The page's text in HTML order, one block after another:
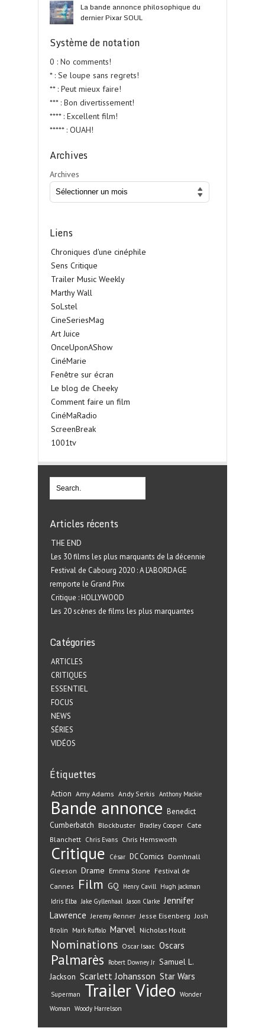
La bande annonce philosophique du
dernier Pixar SOUL
Système de notation
0 : No comments!
* : Se loupe sans regrets!
** : Peut mieux faire!
*** : Bon divertissement!
**** : Excellent film!
***** : OUAH!
Archives
Archives
Liens
Chroniques d'une cinéphile
Sens Critique
Trailer Music Weekly
Marthy Wall
SoLstel
CineSeriesMag
Art Juice
OnceUponAShow
CinéMarie
Fenêtre sur écran
Le blog de Cheeky
Comment faire un film
CinéMaRadio
ScreenBreak
1001tv
Articles récents
THE END
Les 30 films les plus marquants de la décennie
Festival de Cabourg 2020 : A L’ABORDAGE
remporte le Grand Prix
Critique : HOLLYWOOD
Les 20 scènes de films les plus marquantes
Catégories
ARTICLES
CRITIQUES
ESSENTIEL
FOCUS
NEWS
SÉRIES
VIDÉOS
Étiquettes
Action Amy Adams Andy Serkis Anthony Mackie
Bande annonce Benedict
Cumberbatch Blockbuster Bradley Cooper Cate
Blanchett Chris Evans Chris Hemsworth
Critique César DC Comics Domhnall
Gleeson Drame Emma Stone Festival de
Cannes
Film GQ Henry Cavill
Hugh jackman
Idris Elba
Jake Gyllenhaal Jason Clarke Jennifer
Lawrence Jeremy Renner Jesse Eisenberg Josh
Brolin
Mark Ruffalo Marvel Nicholas Hoult
Nominations Oscar Isaac Oscars
Palmarès Robert Downey Jr Samuel L.
Jackson Scarlett Johansson Star Wars
Superman TrailerVideo Wonder
Woman Woody Harrelson